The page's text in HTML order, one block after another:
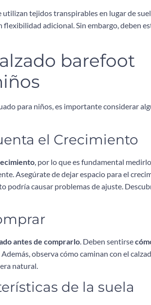
tejidos transpirables en lugar de
adicional. Sin embargo, deben
barefoot
para niños, es importante considerar
el Crecimiento
, por lo que es fundamental
Asegúrate de dejar espacio para el
podría causar problemas de ajuste.
antes de comprarlo. Deben sentirse
observa cómo caminan con el
natural.
de la suela